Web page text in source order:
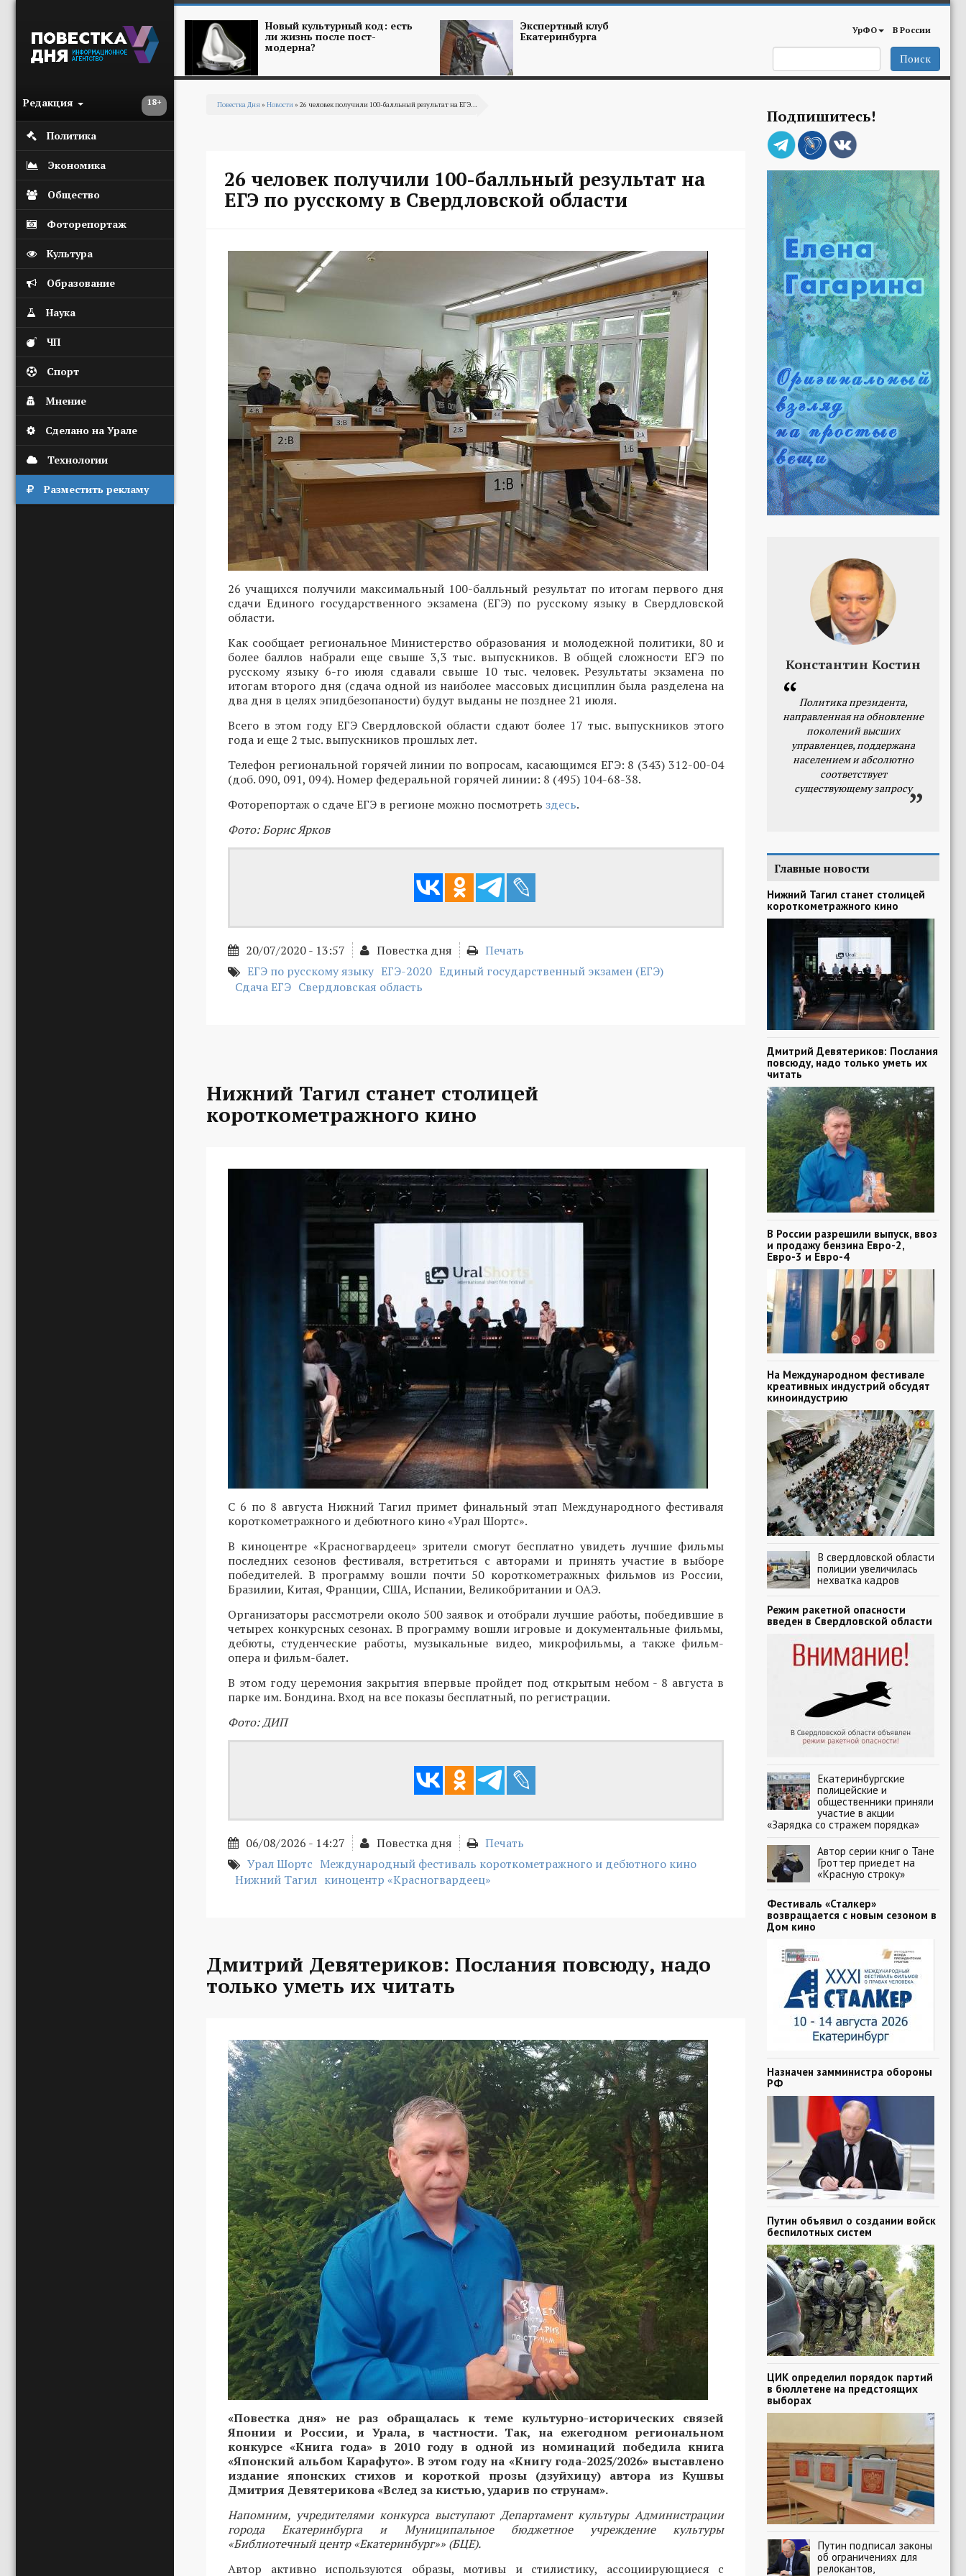
18+
Редакция
Политика
Экономика
Общество
Фоторепортаж
Культура
Образование
Наука
ЧП
Спорт
Мнение
Сделано на Урале
Технологии
Разместить рекламу
Новый культурный код: есть
ли жизнь после пост-
модерна?
Экспертный клуб
Екатеринбурга УрФО В России
Поиск
Повестка Дня» Новости» 26 человек получили 100-балльный результат на ЕГЭ...
26 человек получили 100-балльный результат на
ЕГЭ по русскому в Свердловской области
26 учащихся получили максимальный 100-балльный результат по итогам первого дня
сдачи Единого государственного экзамена (ЕГЭ) по русскому языку в Свердловской
области.
Как сообщает региональное Министерство образования и молодежной политики, 80 и
более баллов набрали еще свыше 3,3 тыс. выпускников. В общей сложности ЕГЭ по
русскому языку 6-го июля сдавали свыше 10 тыс. человек. Результаты экзамена по
итогам второго дня (сдача одной из наиболее массовых дисциплин была разделена на
два дня в целях эпидбезопаности) будут выданы не позднее 21 июля.
Всего в этом году ЕГЭ Свердловской области сдают более 17 тыс. выпускников этого
года и еще 2 тыс. выпускников прошлых лет.
Телефон региональной горячей линии по вопросам, касающимся ЕГЭ: 8 (343) 312-00-04
(доб. 090, 091, 094). Номер федеральной горячей линии: 8 (495) 104-68-38.
Фоторепортаж о сдаче ЕГЭ в регионе можно посмотреть здесь.
Фото: Борис Ярков
20/07/2020 - 13:57 Повестка дня
Печать
ЕГЭ по русскому языку ЕГЭ-2020 Единый государственный экзамен (ЕГЭ)
Сдача ЕГЭ Свердловская область
Нижний Тагил станет столицей
короткометражного кино
С 6 по 8 августа Нижний Тагил примет финальный этап Международного фестиваля
короткометражного и дебютного кино «Урал Шортс».
В киноцентре «Красногвардеец» зрители смогут бесплатно увидеть лучшие фильмы
последних сезонов фестиваля, встретиться с авторами и принять участие в выборе
победителей. В программу вошли почти 50 короткометражных фильмов из России,
Бразилии, Китая, Франции, США, Испании, Великобритании и ОАЭ.
Организаторы рассмотрели около 500 заявок и отобрали лучшие работы, победившие в
четырех конкурсных сезонах. В программу вошли игровые и документальные фильмы,
дебюты, студенческие работы, музыкальные видео, микрофильмы, а также фильм-
опера и фильм-балет.
В этом году церемония закрытия впервые пройдет под открытым небом - 8 августа в
парке им. Бондина. Вход на все показы бесплатный, по регистрации.
Фото: ДИП
06/08/2026 - 14:27 Повестка дня
Печать
Урал Шортс Международный фестиваль короткометражного и дебютного кино
Нижний Тагил киноцентр «Красногвардеец»
Дмитрий Девятериков: Послания повсюду, надо
только уметь их читать
«Повестка дня» не раз обращалась к теме культурно-исторических связей
Японии и России, и Урала, в частности. Так, на ежегодном региональном
конкурсе «Книга года» в 2010 году в одной из номинаций победила книга
«Японский альбом Карафуто». В этом году на «Книгу года-2025/2026» выставлено
издание японских стихов и короткой прозы (дзуйхицу) автора из Кушвы
Дмитрия Девятерикова «Вслед за кистью, ударив по струнам».
Напомним, учредителями конкурса выступают Департамент культуры Администрации
города Екатеринбурга и Муниципальное бюджетное учреждение культуры
«Библиотечный центр «Екатеринбург»» (БЦЕ).
Автор активно используются образы, мотивы и стилистику, ассоциирующиеся с
Подпишитесь!
Константин Костин
Политика президента,
направленная на обновление
поколений высших
управленцев, поддержана
населением и абсолютно
соответствует
существующему запросу
Главные новости
Нижний Тагил станет столицей
короткометражного кино
Дмитрий Девятериков: Послания
повсюду, надо только уметь их
читать
В России разрешили выпуск, ввоз
и продажу бензина Евро-2,
Евро-3 и Евро-4
На Международном фестивале
креативных индустрий обсудят
киноиндустрию
В свердловской области
полиции увеличилась
нехватка кадров
Режим ракетной опасности
введен в Свердловской области
Екатеринбургские
полицейские и
общественники приняли
участие в акции
«Зарядка со стражем порядка»
Автор серии книг о Тане
Гроттер приедет на
«Красную строку»
Фестиваль «Сталкер»
возвращается с новым сезоном в
Дом кино
Назначен замминистра обороны
РФ
Путин объявил о создании войск
беспилотных систем
ЦИК определил порядок партий
в бюллетене на предстоящих
выборах
Путин подписал законы
об ограничениях для
релокантов,